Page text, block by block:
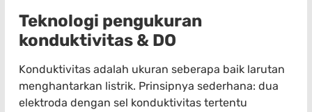
Teknologi pengukuran
konduktivitas & DO
Konduktivitas adalah ukuran seberapa baik larutan
menghantarkan listrik. Prinsipnya sederhana: dua
elektroda dengan sel konduktivitas tertentu